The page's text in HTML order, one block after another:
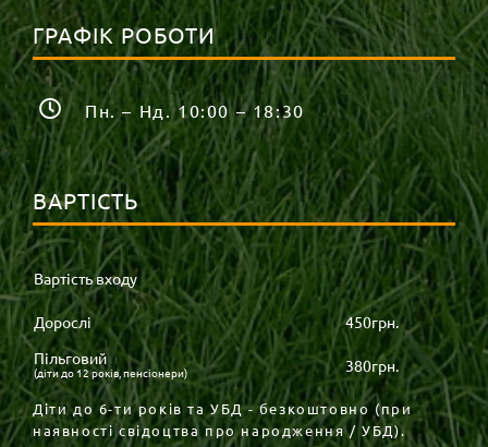
ГРАФІК РОБОТИ
Пн. – Нд. 10:00 – 18:30
ВАРТІСТЬ
Вартість входу
Дорослі
450грн.
Пільговий
(діти до 12 років, пенсіонери) 380грн.
Діти до 6-ти років та УБД - безкоштовно (при
наявності свідоцтва про народження / УБД).